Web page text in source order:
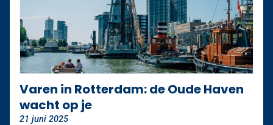
Varen in Rotterdam: de Oude Haven
wacht op je
21 juni 2025